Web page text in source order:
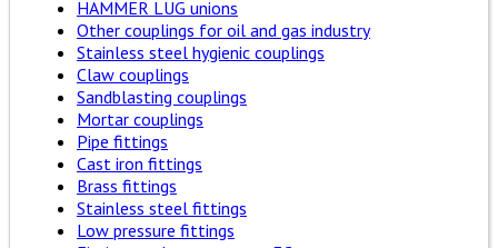
HAMMER LUG unions
Other couplings for oil and gas industry
Stainless steel hygienic couplings
Claw couplings
Sandblasting couplings
Mortar couplings
Pipe fittings
Cast iron fittings
Brass fittings
Stainless steel fittings
Low pressure fittings